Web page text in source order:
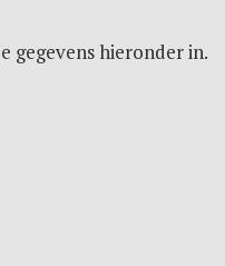
gegevens hieronder in.